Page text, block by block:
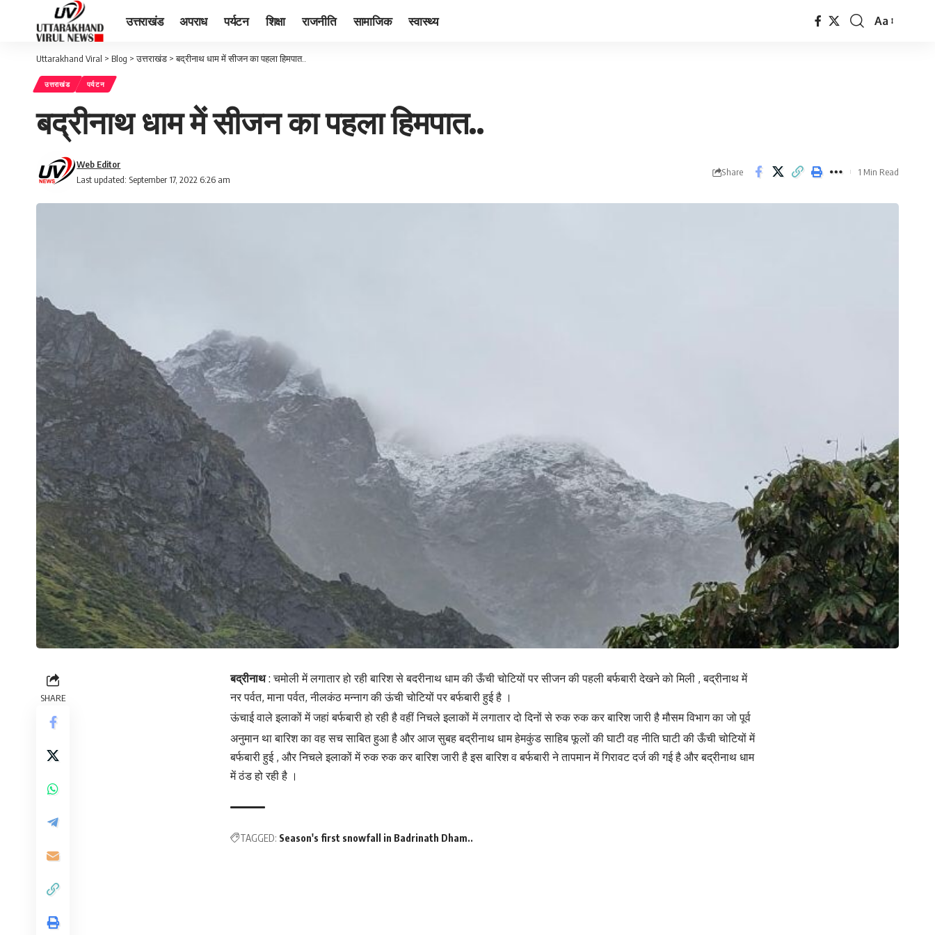
उत्तराखंड अपराध पर्यटन शिक्षा राजनीति सामाजिक स्वास्थ्य
Font
Aa
Uttarakhand Viral > Blog >उत्तराखंड >बद्रीनाथ धाम में सीजन का पहला हिमपात..
उत्तराखंड पर्यटन
बद्रीनाथ धाम में सीजन का पहला हिमपात..
Last updated: September 17, 2022 6:26 am
Web Editor
Share 1 Min Read
SHARE
बद्रीनाथ: चमोली में लगातार हो रही बारिश से बदरीनाथ धाम की ऊँची चोटियों पर सीजन की पहली बर्फबारी देखने को मिली , बद्रीनाथ में
नर पर्वत, माना पर्वत, नीलकंठ मन्नाग की ऊंची चोटियों पर बर्फबारी हुई है ।
ऊंचाई वाले इलाकों में जहां बर्फबारी हो रही है वहीं निचले इलाकों में लगातार दो दिनों से रुक रुक कर बारिश जारी है मौसम विभाग का जो पूर्व
अनुमान था बारिश का वह सच साबित हुआ है और आज सुबह बद्रीनाथ धाम हेमकुंड साहिब फूलों की घाटी वह नीति घाटी की ऊँची चोटियों में
बर्फबारी हुई , और निचले इलाकों में रुक रुक कर बारिश जारी है इस बारिश व बर्फबारी ने तापमान में गिरावट दर्ज की गई है और बद्रीनाथ धाम
में ठंड हो रही है ।
TAGGED: Season's first snowfall in Badrinath Dham..